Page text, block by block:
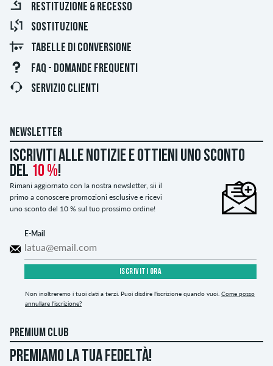
RESTITUZIONE & RECESSO
SOSTITUZIONE
TABELLE DI CONVERSIONE
FAQ - DOMANDE FREQUENTI
SERVIZIO CLIENTI
NEWSLETTER
Iscriviti alle notizie e ottieni uno sconto
del 10 %!
Rimani aggiornato con la nostra newsletter, sii il
primo a conoscere promozioni esclusive e ricevi
uno sconto del 10 % sul tuo prossimo ordine!
E-Mail
ISCRIVITI ORA
Non inoltreremo i tuoi dati a terzi. Puoi disdire l'iscrizione quando vuoi. Come posso
annullare l'iscrizione?
PREMIUM CLUB
PREMIAMO LA TUA FEDELTÀ!